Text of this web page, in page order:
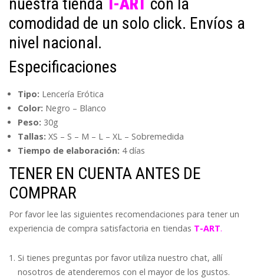
comodidad de un solo click. Envíos a
nivel nacional.
Especificaciones
Tipo: Lencería Erótica
Color: Negro – Blanco
Peso: 30g
Tallas: XS – S – M – L – XL – Sobremedida
Tiempo de elaboración: 4 días
TENER EN CUENTA ANTES DE
COMPRAR
Por favor lee las siguientes recomendaciones para tener un
experiencia de compra satisfactoria en tiendas T-ART.
Si tienes preguntas por favor utiliza nuestro chat, allí
nosotros de atenderemos con el mayor de los gustos.